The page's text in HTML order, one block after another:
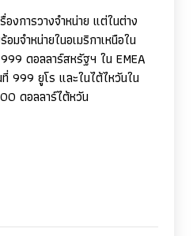
องการวางจำหน่าย แต่ในต่าง
มจำหน่ายในอเมริกาเหนือใน
ดอลลาร์สหรัฐฯ ใน EMEA
999 ยูโร และในไต้ไหวันใน
ดอลลาร์ไต้หวัน